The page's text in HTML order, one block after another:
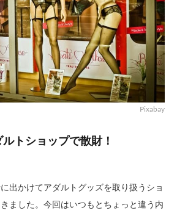
Pixabay
トショップで散財！
出かけてアダルトグッズを取り扱うショ
ました。今回はいつもとちょっと違う内